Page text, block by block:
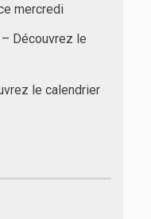
mercredi
Découvrez le
le calendrier